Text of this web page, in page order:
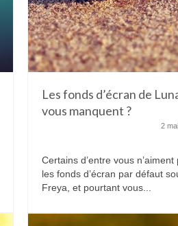
Les fonds d’écran de
vous manquent ?
2
Certains d’entre vous n’aiment
les fonds d’écran par défaut
Freya, et pourtant vous...